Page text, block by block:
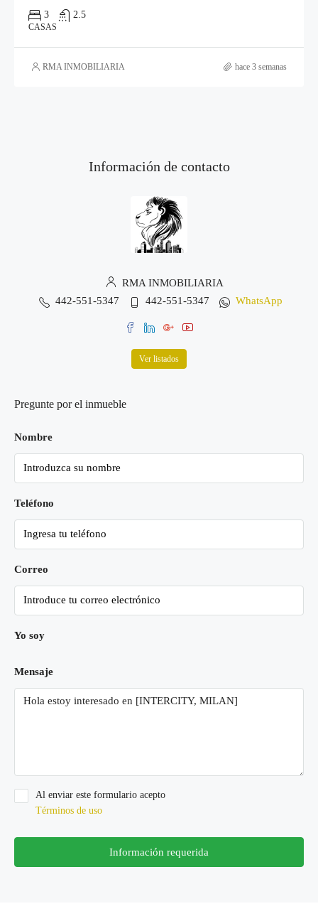
3 2.5
CASAS
RMA INMOBILIARIA hace 3 semanas
Información de contacto
RMA INMOBILIARIA
442-551-5347
442-551-5347 WhatsApp
Ver listados
Pregunte por el inmueble
Nombre
Teléfono
Correo
Yo soy
Mensaje
Al enviar este formulario acepto
Términos de uso
Información requerida